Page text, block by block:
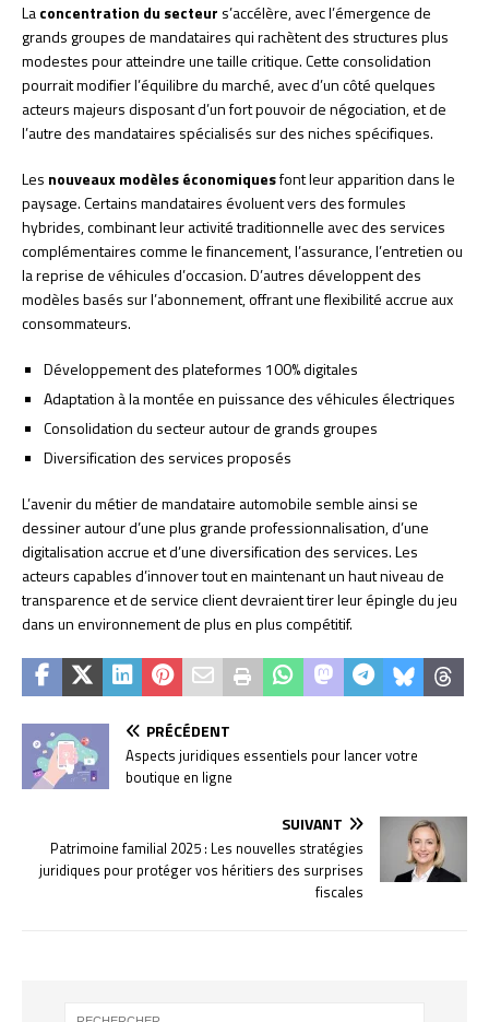
Laconcentration du secteur s’accélère, avec l’émergence de
grands groupes de mandataires qui rachètent des structures plus
modestes pour atteindre une taille critique. Cette consolidation
pourrait modifier l’équilibre du marché, avec d’un côté quelques
acteurs majeurs disposant d’un fort pouvoir de négociation, et de
l’autre des mandataires spécialisés sur des niches spécifiques.
Les nouveaux modèles économiquesfont leur apparition dans le
paysage. Certains mandataires évoluent vers des formules
hybrides, combinant leur activité traditionnelle avec des services
complémentaires comme le financement, l’assurance, l’entretien ou
la reprise de véhicules d’occasion. D’autres développent des
modèles basés sur l’abonnement, offrant une flexibilité accrue aux
consommateurs.
Développement des plateformes 100% digitales
Adaptation à la montée en puissance des véhicules électriques
Consolidation du secteur autour de grands groupes
Diversification des services proposés
L’avenir du métier de mandataire automobile semble ainsi se
dessiner autour d’une plus grande professionnalisation, d’une
digitalisation accrue et d’une diversification des services. Les
acteurs capables d’innover tout en maintenant un haut niveau de
transparence et de service client devraient tirer leur épingle du jeu
dans un environnement de plus en plus compétitif.
PRÉCÉDENT
Aspects juridiques essentiels pour lancer votre
boutique en ligne
SUIVANT
Patrimoine familial 2025 : Les nouvelles stratégies
juridiques pour protéger vos héritiers des surprises
fiscales